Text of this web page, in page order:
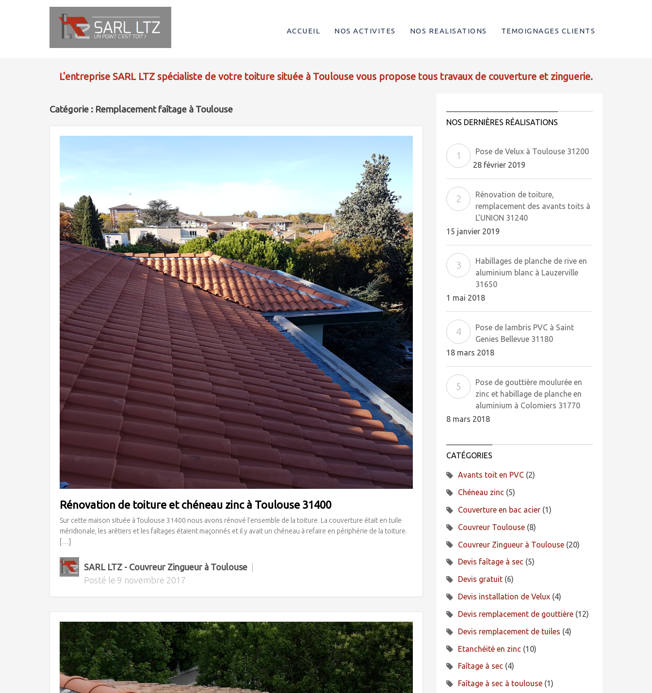
ACCUEIL NOS ACTIVITES NOS REALISATIONS TEMOIGNAGES CLIENTS
L'entreprise SARL LTZ spécialiste de votre toiture située à Toulouse vous propose tous travaux de couverture et zinguerie.
Catégorie : Remplacement faîtage à Toulouse
Rénovation de toiture et chéneau zinc à Toulouse 31400
Sur cette maison située à Toulouse 31400 nous avons rénové l’ensemble de la toiture. La couverture était en tuile
méridionale, les arêtiers et les faîtages étaient maçonnés et il y avait un chéneau à refaire en périphérie de la toiture.
[…]
SARL LTZ - Couvreur Zingueur à Toulouse
Posté le 9 novembre 2017
NOS DERNIÈRES RÉALISATIONS
Pose de Velux à Toulouse 31200
28 février 2019
Rénovation de toiture,
remplacement des avants toits à
L’UNION 31240
15 janvier 2019
Habillages de planche de rive en
aluminium blanc à Lauzerville
31650
1 mai 2018
Pose de lambris PVC à Saint
Genies Bellevue 31180
18 mars 2018
Pose de gouttière moulurée en
zinc et habillage de planche en
aluminium à Colomiers 31770
8 mars 2018
CATÉGORIES
Avants toit en PVC (2)
Chéneau zinc (5)
Couverture en bac acier (1)
Couvreur Toulouse (8)
Couvreur Zingueur à Toulouse (20)
Devis faîtage à sec (5)
Devis gratuit (6)
Devis installation de Velux (4)
Devis remplacement de gouttière (12)
Devis remplacement de tuiles (4)
Etanchéité en zinc (10)
Faîtage à sec (4)
Faîtage à sec à toulouse (1)